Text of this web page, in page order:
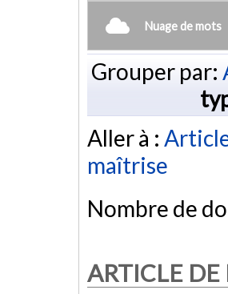
Nuage de mots
Grouper par:
Aller à :
maîtrise
Nombre de
ARTICLE DE